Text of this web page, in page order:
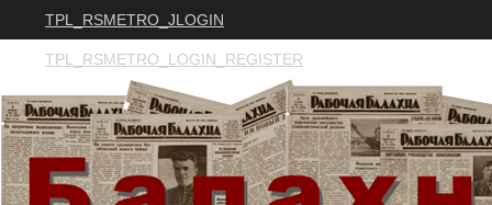
TPL_RSMETRO_JLOGIN
TPL_RSMETRO_LOGIN_REGISTER